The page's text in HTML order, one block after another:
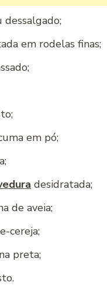
dessalgado;
em rodelas finas;
em pó;
desidratada;
de aveia;
cereja;
preta;